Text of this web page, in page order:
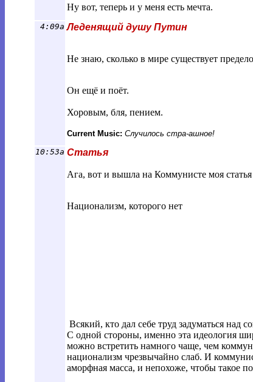
Ну вот, теперь и у меня есть мечта.
4:09a Леденящий душу Путин
Не знаю, сколько в мире существует
Он ещё и поёт.
Хоровым, бля, пением.
Current Music: Случилось стра-ашное!
10:53a Статья
Ага, вот и вышла на Коммунисте моя
Национализм, которого нет
Всякий, кто дал себе труд задуматься
С одной стороны, именно эта идеология
можно встретить намного чаще, чем
национализм чрезвычайно слаб. И
аморфная масса, и непохоже, чтобы такое